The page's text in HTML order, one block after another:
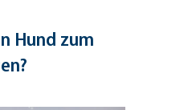
Hund zum